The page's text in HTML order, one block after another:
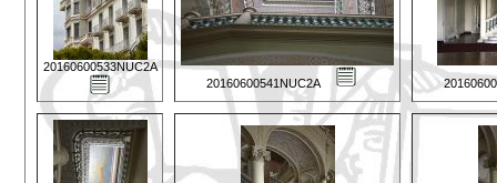
20160600533NUC2A
20160600541NUC2A